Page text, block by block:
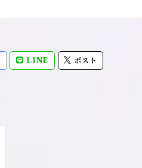
LINE ポスト